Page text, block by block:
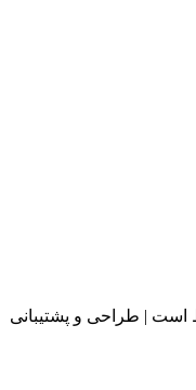
| طراحی و پشتیبانی